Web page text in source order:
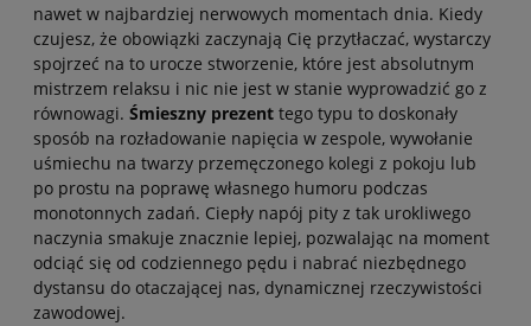
nawet w najbardziej nerwowych momentach dnia. Kiedy
czujesz, że obowiązki zaczynają Cię przytłaczać, wystarczy
spojrzeć na to urocze stworzenie, które jest absolutnym
mistrzem relaksu i nic nie jest w stanie wyprowadzić go z
równowagi. Śmieszny prezent tego typu to doskonały
sposób na rozładowanie napięcia w zespole, wywołanie
uśmiechu na twarzy przemęczonego kolegi z pokoju lub
po prostu na poprawę własnego humoru podczas
monotonnych zadań. Ciepły napój pity z tak urokliwego
naczynia smakuje znacznie lepiej, pozwalając na moment
odciąć się od codziennego pędu i nabrać niezbędnego
dystansu do otaczającej nas, dynamicznej rzeczywistości
zawodowej.